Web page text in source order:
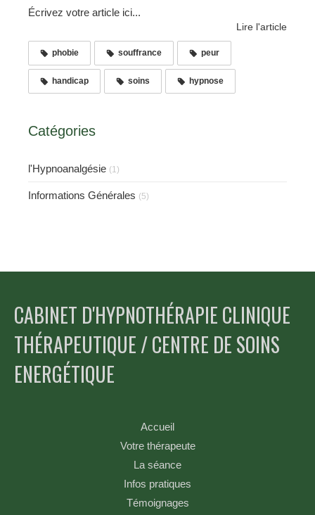
Écrivez votre article ici...
Lire l'article
phobie souffrance peur
handicap soins hypnose
Catégories
l'Hypnoanalgésie (1)
Informations Générales (5)
CABINET D'HYPNOTHÉRAPIE CLINIQUE
THÉRAPEUTIQUE / CENTRE DE SOINS
ENERGÉTIQUE
Accueil
Votre thérapeute
La séance
Infos pratiques
Témoignages